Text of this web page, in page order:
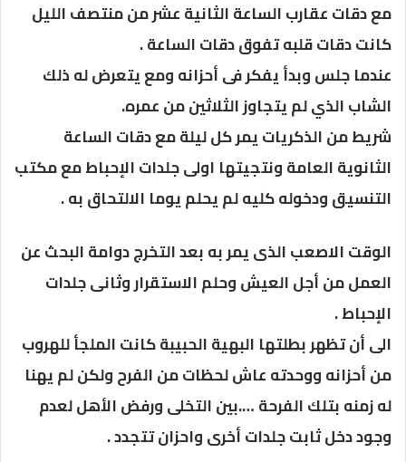
مع دقات عقارب الساعة الثانية عشر من منتصف الليل
كانت دقات قلبه تفوق دقات الساعة .
عندما جلس وبدأ يفكر فى أحزانه ومع يتعرض له ذلك
الشاب الذي لم يتجاوز الثلاثين من عمره.
شريط من الذكريات يمر كل ليلة مع دقات الساعة
الثانوية العامة ونتجيتها اولى جلدات الإحباط مع مكتب
التنسيق ودخوله كليه لم يحلم يوما الالتحاق به .
الوقت الاصعب الذى يمر به بعد التخرج دوامة البحث عن
العمل من أجل العيش وحلم الاستقرار وثانى جلدات
الإحباط .
الى أن تظهر بطلتها البهية الحبيبة كانت الملجأ للهروب
من أحزانه ووحدته عاش لحظات من الفرح ولكن لم يهنا
له زمنه بتلك الفرحة ….بين التخلى ورفض الأهل لعدم
وجود دخل ثابت جلدات أخرى واحزان تتجدد .